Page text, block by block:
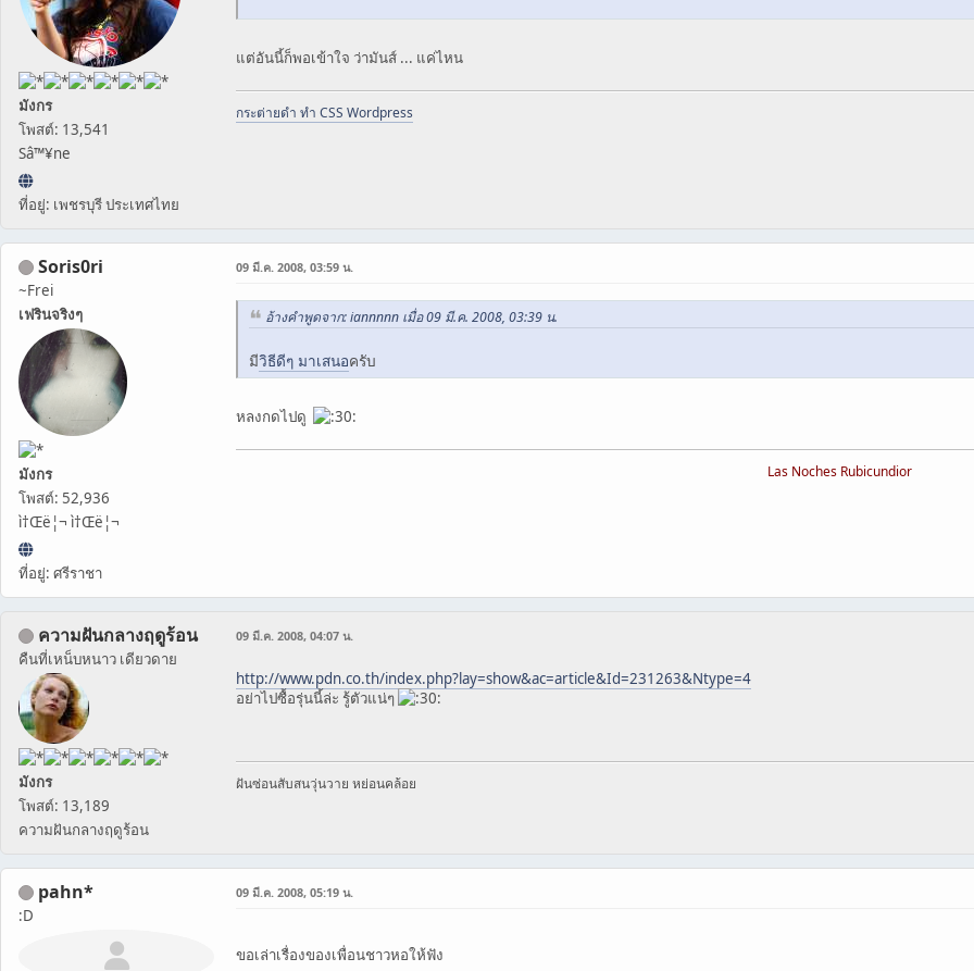
มังกร
โพสต์: 13,541
Sâ™¥ne
ที่อยู่: เพชรบุรี ประเทศไทย
แต่อันนี้ก็พอเข้าใจ ว่ามันส์ ... แค่ไหน
กระต่ายดำ ทำ CSS Wordpress
Soris0ri
~Frei
เฟรินจริงๆ
มังกร
โพสต์: 52,936
ì†Œë¦¬ ì†Œë¦¬
ที่อยู่: ศรีราชา
09 มี.ค. 2008, 03:59 น.
อ้างคำพูดจาก: iannnnn เมื่อ 09 มี.ค. 2008, 03:39 น.
มีวิธีดีๆ มาเสนอครับ
หลงกดไปดู
Las Noches Rubicundior
ความฝันกลางฤดูร้อน
คืนที่เหน็บหนาว เดียวดาย
มังกร
โพสต์: 13,189
ความฝันกลางฤดูร้อน
09 มี.ค. 2008, 04:07 น.
http://www.pdn.co.th/index.php?lay=show&ac=article&Id=231263&Ntype=4
อย่าไปซื้อรุ่นนี้ล่ะ รู้ตัวแน่ๆ
ฝันซ่อนสับสนวุ่นวาย หย่อนคล้อย
pahn*
:D
09 มี.ค. 2008, 05:19 น.
ขอเล่าเรื่องของเพื่อนชาวหอให้ฟัง